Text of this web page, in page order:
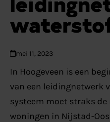
mei 11, 2023
In Hoogeveen is een
van een leidingnetwerk
systeem moet straks de
woningen in Nijstad-